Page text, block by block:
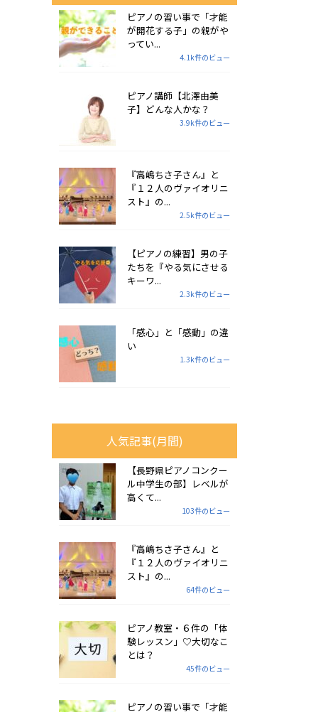
ピアノの習い事で「才能
が開花する子」の親がや
ってい...
4.1k件のビュー
ピアノ講師【北澤由美
子】どんな人かな？
3.9k件のビュー
『高嶋ちさ子さん』と
『１２人のヴァイオリニ
スト』の...
2.5k件のビュー
【ピアノの練習】男の子
たちを『やる気にさせる
キーワ...
2.3k件のビュー
「感心」と「感動」の違
い
1.3k件のビュー
人気記事(月間)
【長野県ピアノコンクー
ル中学生の部】レベルが
高くて...
103件のビュー
『高嶋ちさ子さん』と
『１２人のヴァイオリニ
スト』の...
64件のビュー
ピアノ教室・６件の「体
験レッスン」♡大切なこ
とは？
45件のビュー
ピアノの習い事で「才能